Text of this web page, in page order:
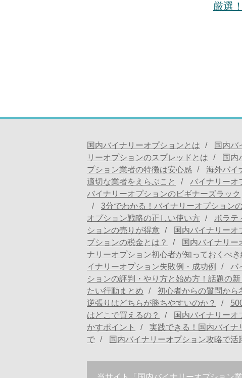
厳選
国内バイナリーオプションとは 国内バ
リーオプションのスプレッドとは
国内
プション業者の特徴は安心感
海外バイ
適切な業者をえらぶこと
バイナリーオ
バイナリーオプションのビギナーズラック
3分でわかる！バイナリーオプション
オプション戦略の正しい使い方
ボラテ
ションの売りが得意
国内バイナリー
プションの税金とは？
国内バイナリー
ナリーオプション初心者が知っておくべ
イナリーオプション失敗例・成功例
バ
ションの評判・やり方と始め方！話題の
たい行動まとめ
初心者からの質問から
逆張りはどちらが勝ちやすいのか？
はどこで買えるの？
国内バイナリーオ
かすポイント
実践できる！国内バイナ
で
国内バイナリーオプション攻略で活